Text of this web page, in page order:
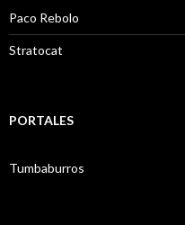
Paco Rebolo
Stratocat
PORTALES
Tumbaburros